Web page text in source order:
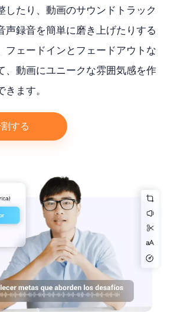
したり、動画のサウンドトラック
声録音を簡単に磨き上げたりする
フェードインとフェードアウトな
、動画にユニークな雰囲気感を作
ます。
する